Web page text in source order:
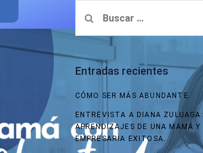
Entradas recientes
CÓMO SER MÁS ABUNDANTE
ENTREVISTA A DIANA ZULUAGA:
APRENDIZAJES DE UNA MAMÁ Y
EMPRESARIA EXITOSA.